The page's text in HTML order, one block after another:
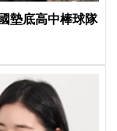
墊底高中棒球隊